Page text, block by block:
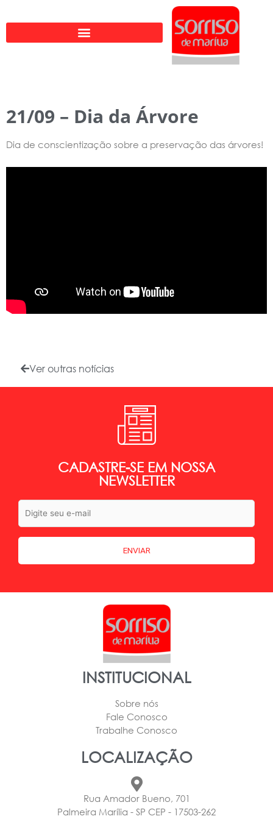
21/09 – Dia da Árvore
Dia de conscientização sobre a preservação das árvores!
Ver outras notícias
CADASTRE-SE EM NOSSA
NEWSLETTER
INSTITUCIONAL
Sobre nós
Fale Conosco
Trabalhe Conosco
LOCALIZAÇÃO
Rua Amador Bueno, 701
Palmeira Marília - SP CEP - 17503-262